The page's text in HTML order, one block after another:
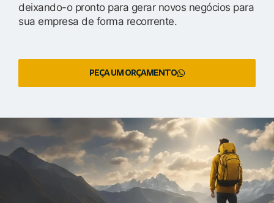
deixando-o pronto para gerar novos negócios para
sua empresa de forma recorrente.
PEÇA UM ORÇAMENTO